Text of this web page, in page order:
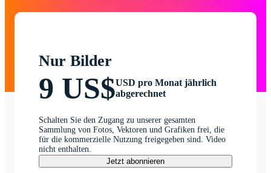
Nur Bilder
9 US$USD pro Monat jährlich
abgerechnet
Schalten Sie den Zugang zu unserer gesamten
Sammlung von Fotos, Vektoren und Grafiken frei, die
für die kommerzielle Nutzung freigegeben sind. Video
nicht enthalten.
Jetzt abonnieren